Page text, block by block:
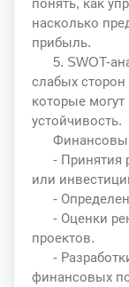
насколько
прибыль.
5. SWOT-
слабых
которые
устойчивость.
- Принятия
или
-
- Оценки
проектов.
-
финансовых